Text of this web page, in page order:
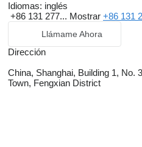
Idiomas: inglés
+86 131 277... Mostrar +86 131
Llámame Ahora
Dirección
China, Shanghai, Building 1, No.
Town, Fengxian District